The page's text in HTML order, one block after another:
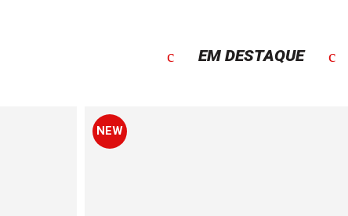
EM DESTAQUE
NEW